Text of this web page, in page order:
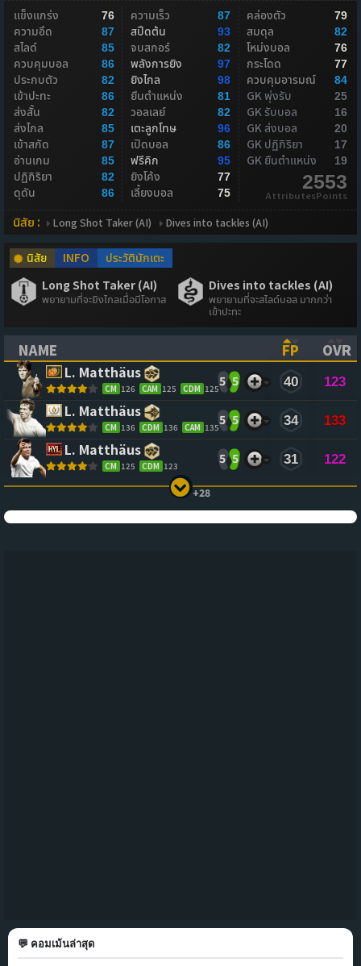
แข็งแกร่ง 76
ความอึด 87
สไลด์ 85
ควบคุมบอล 86
ประกบตัว 82
เข้าปะทะ 86
ส่งสั้น 82
ส่งไกล 85
เข้าสกัด 87
อ่านเกม 85
ปฏิกิริยา 82
ดุดัน 86
ความเร็ว 87
สปีดต้น 93
จบสกอร์ 82
พลังการยิง 97
ยิงไกล 98
ยืนตำแหน่ง 81
วอลเลย์ 82
เตะลูกโทษ 96
เปิดบอล 86
ฟรีคิก 95
ยิงโค้ง 77
เลี้ยงบอล 75
คล่องตัว 79
สมดุล 82
โหม่งบอล 76
กระโดด 77
ควบคุมอารมณ์ 84
GK พุ่งรับ 25
GK รับบอล 16
GK ส่งบอล 20
GK ปฏิกิริยา 17
GK ยืนตำแหน่ง 19
2553
AttributesPoints
นิสัย : Long Shot Taker (AI) Dives into tackles (AI)
นิสัย INFO
ประวัตินักเตะ
Long Shot Taker (AI)
พยายามที่จะยิงไกลเมื่อมีโอกาส
Dives into tackles (AI)
พยายามที่จะสไลด์บอล มากกว่า
เข้าปะทะ
NAME
(CLICK TO SORT ASCENDING)
FP
OVR
L. Matthäus
CM 126 CAM 125 CDM 125
5 5 40 123
L. Matthäus
CM 136 CDM 136 CAM 135
5 5 34 133
L. Matthäus
CM 125 CDM 123
5 5 31 122
+28
💬 คอมเม้นล่าสุด